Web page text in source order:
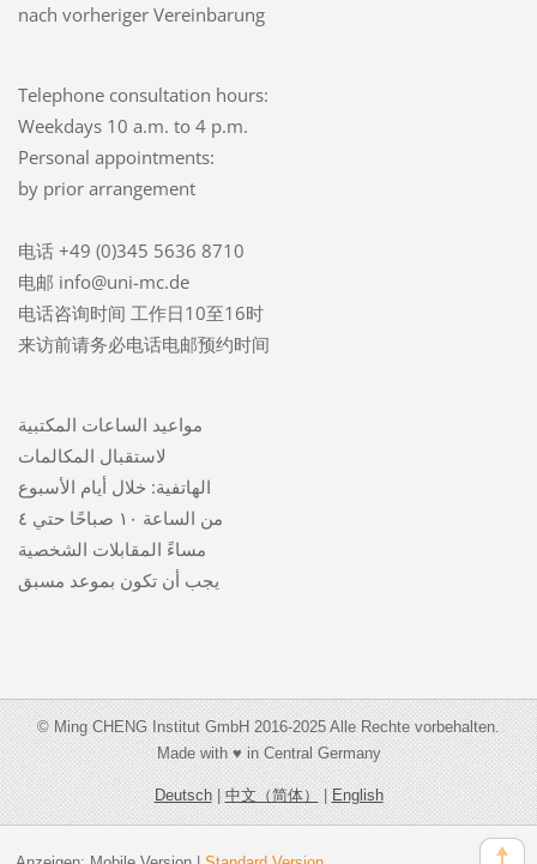
nach vorheriger Vereinbarung
Telephone consultation hours:
Weekdays 10 a.m. to 4 p.m.
Personal appointments:
by prior arrangement
电话 +49 (0)345 5636 8710
电邮 info@uni-mc.de
电话咨询时间 工作日10至16时
来访前请务必电话电邮预约时间
مواعيد الساعات المكتبية
لاستقبال المكالمات
الهاتفية: خلال أيام الأسبوع
من الساعة ١٠ صباحًا حتي ٤
مساءً المقابلات الشخصية
يجب أن تكون بموعد مسبق
© Ming CHENG Institut GmbH 2016-2025 Alle Rechte vorbehalten.
Made with ♥ in Central Germany
Deutsch|中文（简体）|English